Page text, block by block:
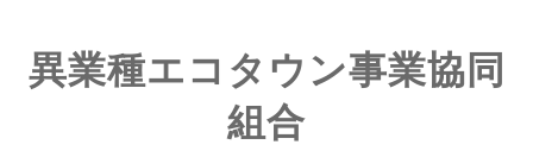
異業種エコタウン事業協同
組合